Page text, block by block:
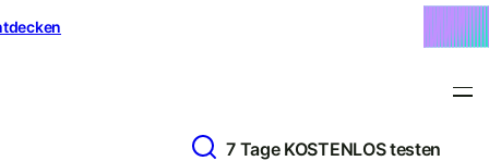
7 Tage KOSTENLOS testen